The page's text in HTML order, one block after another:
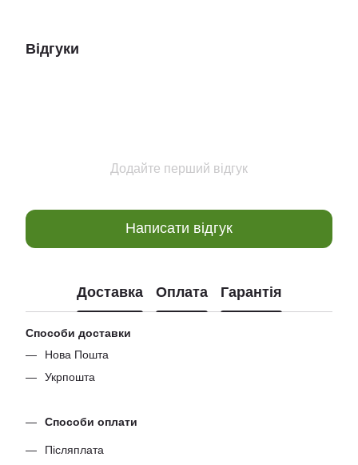
Відгуки
Додайте перший відгук
Написати відгук
Доставка Оплата Гарантія
Способи доставки
Нова Пошта
Укрпошта
Способи оплати
Післяплата